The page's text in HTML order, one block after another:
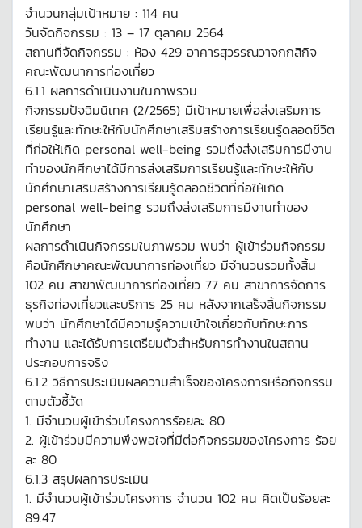
จำนวนกลุ่มเป้าหมาย : 114 คน
วันจัดกิจกรรม : 13 – 17 ตุลาคม 2564
สถานที่จัดกิจกรรม : ห้อง 429 อาคารสุวรรณวาจกกสิกิจ
คณะพัฒนาการท่องเที่ยว
6.1.1 ผลการดำเนินงานในภาพรวม
กิจกรรมปัจฉิมนิเทศ (2/2565) มีเป้าหมายเพื่อส่งเสริมการ
เรียนรู้และทักษะให้กับนักศึกษาเสริมสร้างการเรียนรู้ดลอดชีวิต
ที่ก่อให้เกิด personal well-being รวมถึงส่งเสริมการมีงาน
ทำของนักศึกษาได้มีการส่งเสริมการเรียนรู้และทักษะให้กับ
นักศึกษาเสริมสร้างการเรียนรู้ดลอดชีวิตที่ก่อให้เกิด
personal well-being รวมถึงส่งเสริมการมีงานทำของ
นักศึกษา
ผลการดำเนินกิจกรรมในภาพรวม พบว่า ผู้เข้าร่วมกิจกรรม
คือนักศึกษาคณะพัฒนาการท่องเที่ยว มีจำนวนรวมทั้งสิ้น
102 คน สาขาพัฒนาการท่องเที่ยว 77 คน สาขาการจัดการ
ธุรกิจท่องเที่ยวและบริการ 25 คน หลังจากเสร็จสิ้นกิจกรรม
พบว่า นักศึกษาได้มีความรู้ความเข้าใจเกี่ยวกับทักษะการ
ทำงาน และได้รับการเตรียมตัวสำหรับการทำงานในสถาน
ประกอบการจริง
6.1.2 วิธีการประเมินผลความสำเร็จของโครงการหรือกิจกรรม
ตามตัวชี้วัด
1. มีจำนวนผู้เข้าร่วมโครงการร้อยละ 80
2. ผู้เข้าร่วมมีความพึงพอใจที่มีต่อกิจกรรมของโครงการ ร้อย
ละ 80
6.1.3 สรุปผลการประเมิน
1. มีจำนวนผู้เข้าร่วมโครงการ จำนวน 102 คน คิดเป็นร้อยละ
89.47